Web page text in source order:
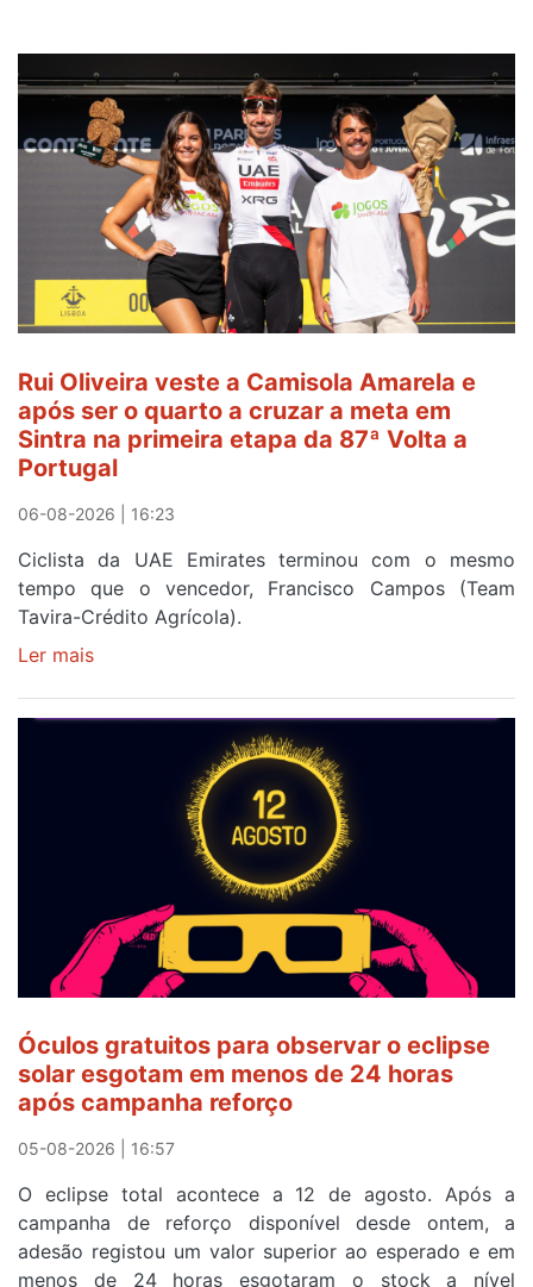
Rui Oliveira veste a Camisola Amarela e
após ser o quarto a cruzar a meta em
Sintra na primeira etapa da 87ª Volta a
Portugal
06-08-2026 | 16:23
Ciclista da UAE Emirates terminou com o mesmo
tempo que o vencedor, Francisco Campos (Team
Tavira-Crédito Agrícola).
Ler mais
ser
o
quarto
a
a
meta
em
Sintra
primeira
etapa
da
Óculos gratuitos para observar o eclipse
solar esgotam em menos de 24 horas
após campanha reforço
05-08-2026 | 16:57
O eclipse total acontece a 12 de agosto. Após a
campanha de reforço disponível desde ontem, a
adesão registou um valor superior ao esperado e em
menos de 24 horas esgotaram o stock a nível